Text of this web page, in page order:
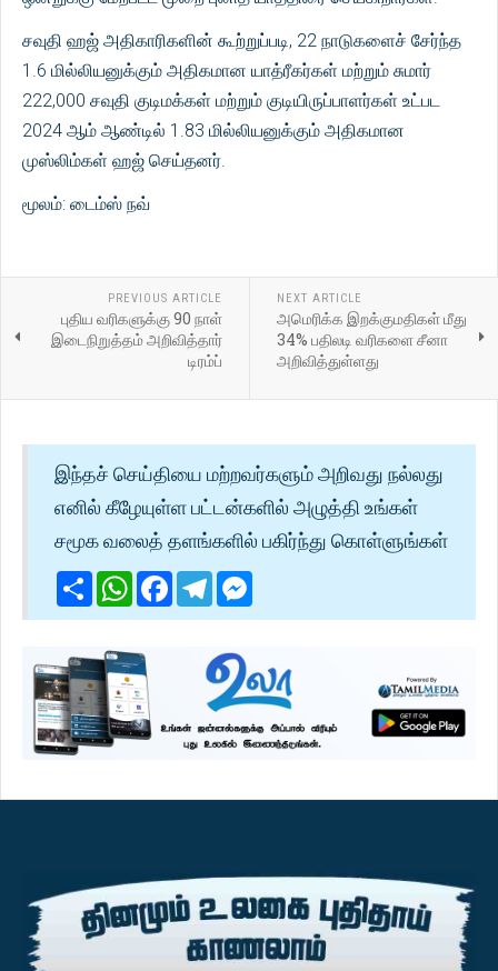
சவுதி ஹஜ் அதிகாரிகளின் கூற்றுப்படி, 22 நாடுகளைச் சேர்ந்த
1.6 மில்லியனுக்கும் அதிகமான யாத்ரீகர்கள் மற்றும் சுமார்
222,000 சவுதி குடிமக்கள் மற்றும் குடியிருப்பாளர்கள் உட்பட
2024 ஆம் ஆண்டில் 1.83 மில்லியனுக்கும் அதிகமான
முஸ்லிம்கள் ஹஜ் செய்தனர்.
மூலம்: டைம்ஸ் நவ்
PREVIOUS ARTICLE
புதிய வரிகளுக்கு 90 நாள்
இடைநிறுத்தம் அறிவித்தார்
டிரம்ப்
NEXT ARTICLE
அமெரிக்க இறக்குமதிகள் மீது
34% பதிலடி வரிகளை சீனா
அறிவித்துள்ளது
இந்தச் செய்தியை மற்றவர்களும் அறிவது நல்லது
எனில் கீழேயுள்ள பட்டன்களில் அழுத்தி உங்கள்
சமூக வலைத் தளங்களில் பகிர்ந்து கொள்ளுங்கள்
ShareWhatsApp
Facebook
Telegram